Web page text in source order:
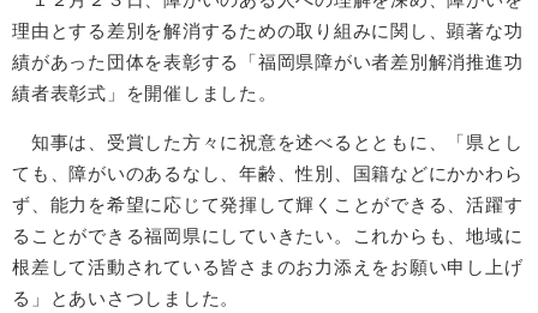
理由とする差別を解消するための取り組みに関し、顕著な功
績があった団体を表彰する「福岡県障がい者差別解消推進功
績者表彰式」を開催しました。
知事は、受賞した方々に祝意を述べるとともに、「県とし
ても、障がいのあるなし、年齢、性別、国籍などにかかわら
ず、能力を希望に応じて発揮して輝くことができる、活躍す
ることができる福岡県にしていきたい。これからも、地域に
根差して活動されている皆さまのお力添えをお願い申し上げ
る​」とあいさつしました。